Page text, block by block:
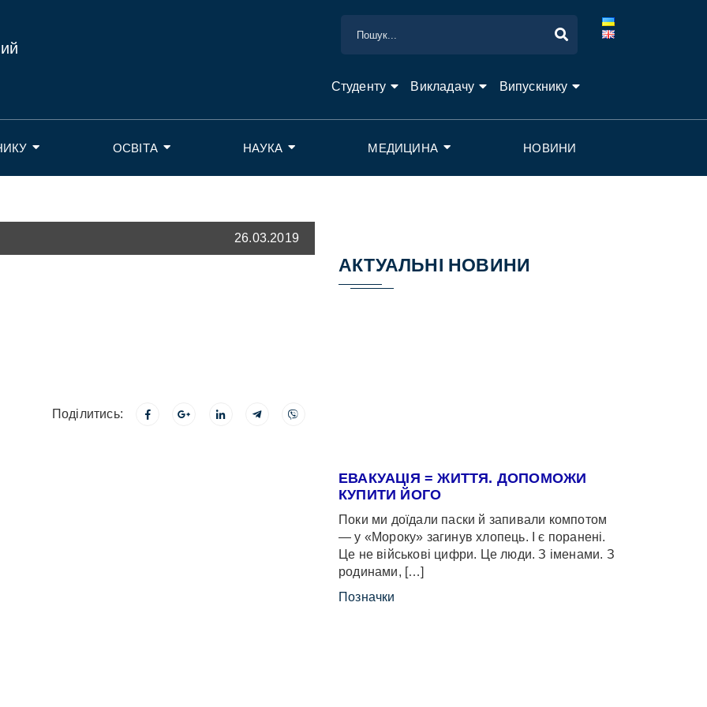
Студенту Викладачу Випускнику
ОСВІТА НАУКА МЕДИЦИНА НОВИНИ
26.03.2019
Поділитись:
АКТУАЛЬНІ НОВИНИ
ЕВАКУАЦІЯ = ЖИТТЯ. ДОПОМОЖИ
КУПИТИ ЙОГО
Поки ми доїдали паски й запивали компотом
— у «Мороку» загинув хлопець. І є поранені.
Це не військові цифри. Це люди. З іменами. З
родинами, […]
Позначки